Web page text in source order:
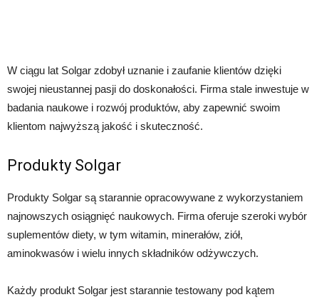
W ciągu lat Solgar zdobył uznanie i zaufanie klientów dzięki
swojej nieustannej pasji do doskonałości. Firma stale inwestuje w
badania naukowe i rozwój produktów, aby zapewnić swoim
klientom najwyższą jakość i skuteczność.
Produkty Solgar
Produkty Solgar są starannie opracowywane z wykorzystaniem
najnowszych osiągnięć naukowych. Firma oferuje szeroki wybór
suplementów diety, w tym witamin, minerałów, ziół,
aminokwasów i wielu innych składników odżywczych.
Każdy produkt Solgar jest starannie testowany pod kątem